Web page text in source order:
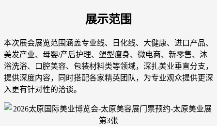
展示范围
本次展会展览范围涵盖专业线、日化线、大健康、进口产品、
美发产业、母婴/产后护理、塑型瘦身、微电商、新零售、沐
浴洗浴、口腔美容、包装材料类等领域，深扎美业垂直分支，
提供深度内容，同时搭配各家精英团队，为专业观众提供更深
入更有针对性的洽谈。